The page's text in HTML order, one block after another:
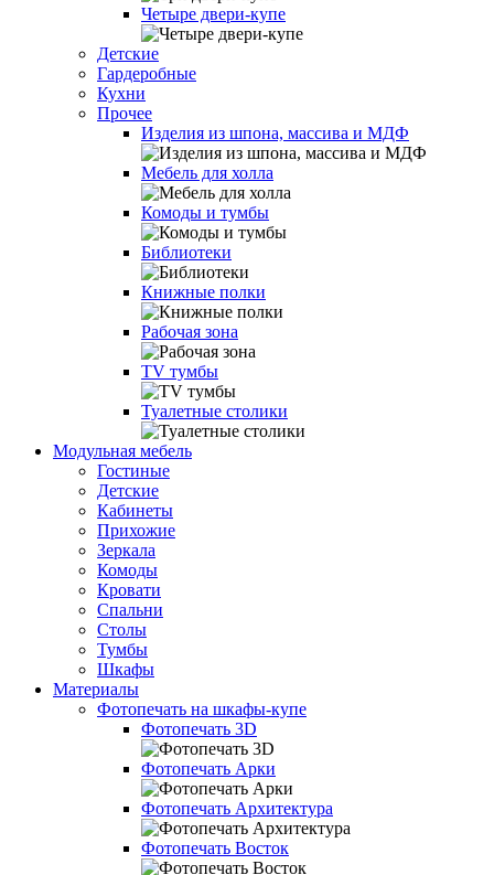
Четыре двери-купе
Детские
Гардеробные
Кухни
Прочее
Изделия из шпона, массива и МДФ
Мебель для холла
Комоды и тумбы
Библиотеки
Книжные полки
Рабочая зона
TV тумбы
Туалетные столики
Модульная мебель
Гостиные
Детские
Кабинеты
Прихожие
Зеркала
Комоды
Кровати
Спальни
Столы
Тумбы
Шкафы
Материалы
Фотопечать на шкафы-купе
Фотопечать 3D
Фотопечать Арки
Фотопечать Архитектура
Фотопечать Восток